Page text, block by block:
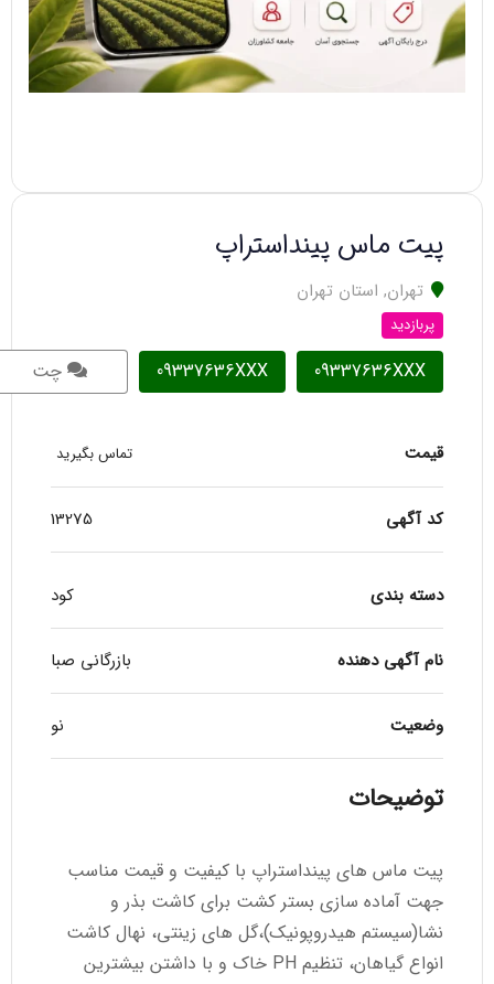
پیت ماس پینداستراپ
تهران, استان تهران
پربازدید
09337636XXX
09337636XXX چت
قیمت تماس بگیرید
کد آگهی 13275
دسته بندی کود
نام آگهی دهنده بازرگانی صبا
وضعیت نو
توضیحات
پیت ماس های پینداستراپ با کیفیت و قیمت مناسب
جهت آماده سازی بستر کشت برای کاشت بذر و
نشا(سیستم هیدروپونیک)،گل های زینتی، نهال کاشت
انواع گیاهان، تنظیم PH خاک و با داشتن بیشترین